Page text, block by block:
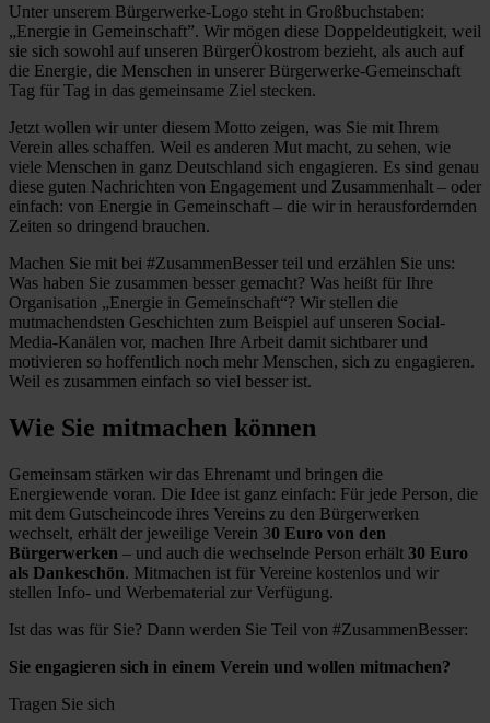
Unter unserem Bürgerwerke-Logo steht in Großbuchstaben:
„Energie in Gemeinschaft”. Wir mögen diese Doppeldeutigkeit, weil
sie sich sowohl auf unseren BürgerÖkostrom bezieht, als auch auf
die Energie, die Menschen in unserer Bürgerwerke-Gemeinschaft
Tag für Tag in das gemeinsame Ziel stecken.
Jetzt wollen wir unter diesem Motto zeigen, was Sie mit Ihrem
Verein alles schaffen. Weil es anderen Mut macht, zu sehen, wie
viele Menschen in ganz Deutschland sich engagieren. Es sind genau
diese guten Nachrichten von Engagement und Zusammenhalt – oder
einfach: von Energie in Gemeinschaft – die wir in herausfordernden
Zeiten so dringend brauchen.
Machen Sie mit bei #ZusammenBesser teil und erzählen Sie uns:
Was haben Sie zusammen besser gemacht? Was heißt für Ihre
Organisation „Energie in Gemeinschaft“? Wir stellen die
mutmachendsten Geschichten zum Beispiel auf unseren Social-
Media-Kanälen vor, machen Ihre Arbeit damit sichtbarer und
motivieren so hoffentlich noch mehr Menschen, sich zu engagieren.
Weil es zusammen einfach so viel besser ist.
Wie Sie mitmachen können
Gemeinsam stärken wir das Ehrenamt und bringen die
Energiewende voran. Die Idee ist ganz einfach: Für jede Person, die
mit dem Gutscheincode ihres Vereins zu den Bürgerwerken
wechselt, erhält der jeweilige Verein 30 Euro von den
Bürgerwerken – und auch die wechselnde Person erhält 30 Euro
als Dankeschön. Mitmachen ist für Vereine kostenlos und wir
stellen Info- und Werbematerial zur Verfügung.
Ist das was für Sie? Dann werden Sie Teil von #ZusammenBesser:
Sie engagieren sich in einem Verein und wollen mitmachen?
Tragen Sie sich